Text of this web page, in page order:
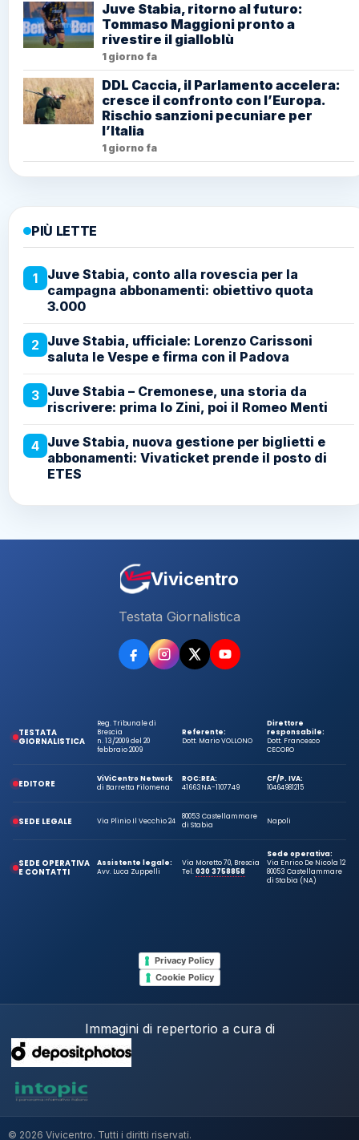
Juve Stabia, ritorno al futuro:
Tommaso Maggioni pronto a
rivestire il gialloblù
1 giorno fa
DDL Caccia, il Parlamento accelera:
cresce il confronto con l’Europa.
Rischio sanzioni pecuniare per
l’Italia
1 giorno fa
PIÙ LETTE
1
Juve Stabia, conto alla rovescia per la
campagna abbonamenti: obiettivo quota
3.000
2 Juve Stabia, ufficiale: Lorenzo Carissoni
saluta le Vespe e firma con il Padova
3 Juve Stabia – Cremonese, una storia da
riscrivere: prima lo Zini, poi il Romeo Menti
4 Juve Stabia, nuova gestione per biglietti e
abbonamenti: Vivaticket prende il posto di
ETES
Vivicentro
Testata Giornalistica
TESTATA
GIORNALISTICA
Reg. Tribunale di
Brescia
n. 13/2009 del 20
febbraio 2009
Referente:
Dott. Mario VOLLONO
Direttore
responsabile:
Dott. Francesco
CECORO
EDITORE
ViViCentro Network
di Barretta Filomena
ROC:
41663
REA:
NA-1107749
CF/P. IVA:
10464981215
SEDE LEGALE Via Plinio Il Vecchio 24
80053 Castellammare
di Stabia
Napoli
SEDE OPERATIVA
E CONTATTI
Assistente legale:
Avv. Luca Zuppelli
Via Moretto 70, Brescia
Tel.030 3758858
Sede operativa:
Via Enrico De Nicola 12
80053 Castellammare
di Stabia (NA)
Privacy Policy
Cookie Policy
Immagini di repertorio a cura di
© 2026 Vivicentro. Tutti i diritti riservati.